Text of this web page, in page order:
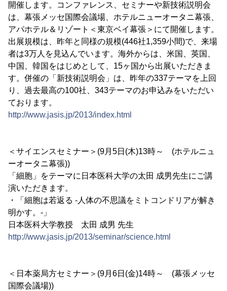
開催します。コンファレンス、セミナーや新技術説明会
は、幕張メッセ国際会議場、ホテルニューオータニ幕張、
アパホテル＆リゾート＜東京ベイ幕張＞にて開催します。
出展規模は、昨年と同様の規模(446社1,359小間)で、来場
者は3万人を見込んでいます。海外からは、米国、英国、
中国、韓国をはじめとして、15ヶ国から出展いただきま
す。併催の「新技術説明会」は、昨年の337テーマを上回
り、過去最高の100社、343テーマのお申込みをいただい
ております。
http://www.jasis.jp/2013/index.html
＜サイエンスセミナー＞(9月5日(木)13時～ (ホテルニュ
ーオータニ幕張))
「細胞」をテーマに日本医科大学の太田 成男先生にご講
演いただきます。
・「細胞は若返る -人体の不思議をミトコンドリアが解き
明かす。-」
日本医科大学教授 太田 成男 先生
http://www.jasis.jp/2013/seminar/science.html
＜日本薬局方セミナー＞(9月6日(金)14時～ (幕張メッセ
国際会議場))